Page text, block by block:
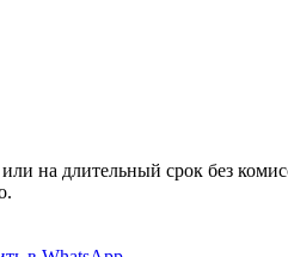
длительный срок без